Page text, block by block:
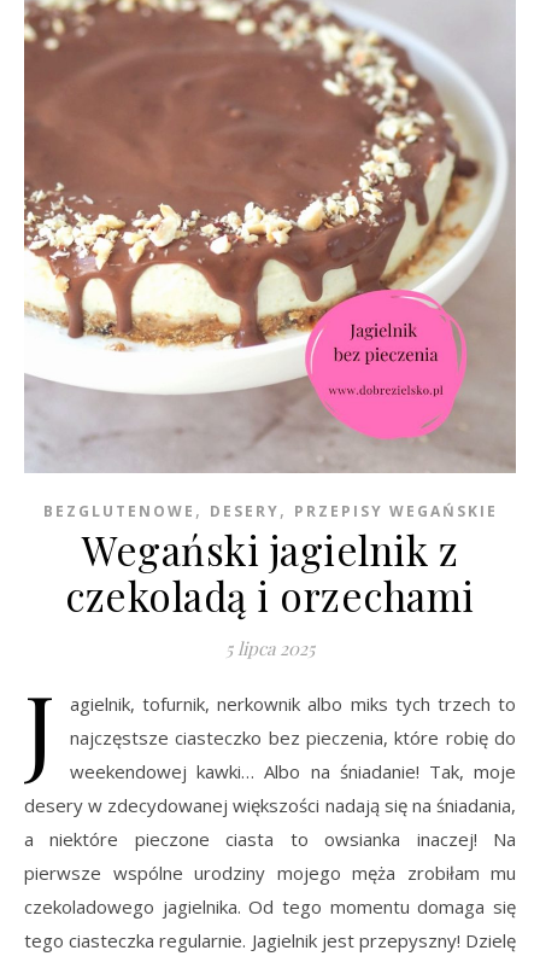
BEZGLUTENOWE , DESERY, PRZEPISY WEGAŃSKIE
Wegański jagielnik z
czekoladą i orzechami
5 lipca 2025
J
agielnik, tofurnik, nerkownik albo miks tych trzech to
najczęstsze ciasteczko bez pieczenia, które robię do
weekendowej kawki… Albo na śniadanie! Tak, moje
desery w zdecydowanej większości nadają się na śniadania,
a niektóre pieczone ciasta to owsianka inaczej! Na
pierwsze wspólne urodziny mojego męża zrobiłam mu
czekoladowego jagielnika. Od tego momentu domaga się
tego ciasteczka regularnie. Jagielnik jest przepyszny! Dzielę